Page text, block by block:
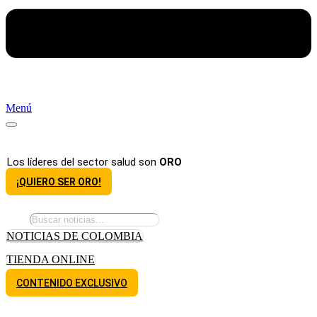
Menú
Los líderes del sector salud son ORO
¡QUIERO SER ORO!
NOTICIAS DE COLOMBIA
TIENDA ONLINE
CONTENIDO EXCLUSIVO